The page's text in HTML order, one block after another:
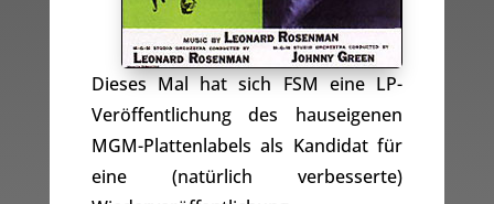
Dieses Mal hat sich FSM eine LP-
Veröffentlichung des hauseigenen
MGM-Plattenlabels als Kandidat für
eine (natürlich verbesserte)